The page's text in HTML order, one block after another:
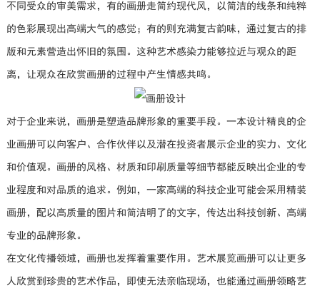
不同受众的审美需求，有的画册走简约现代风，以简洁的线条和纯粹
的色彩展现出高端大气的感觉；有的则充满复古韵味，通过复古的排
版和元素营造出怀旧的氛围。这种艺术感染力能够拉近与观众的距
离，让观众在欣赏画册的过程中产生情感共鸣。
对于企业来说，画册是塑造品牌形象的重要手段。一本设计精良的企
业画册可以向客户、合作伙伴以及潜在投资者展示企业的实力、文化
和价值观。画册的风格、材质和印刷质量等细节都能反映出企业的专
业程度和对品质的追求。例如，一家高端的科技企业可能会采用精装
画册，配以高质量的图片和简洁明了的文字，传达出科技创新、高端
专业的品牌形象。
在文化传播领域，画册也发挥着重要作用。艺术展览画册可以让更多
人欣赏到珍贵的艺术作品，即使无法亲临现场，也能通过画册领略艺